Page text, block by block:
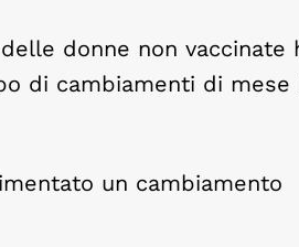
donne non vaccinate
di cambiamenti di mese
un cambiamento